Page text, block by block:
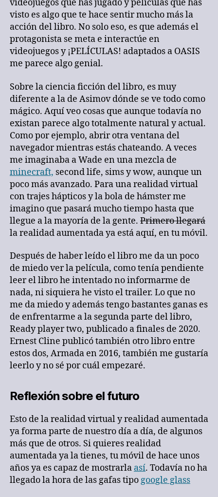
videojuegos que has jugado y películas que has
visto es algo que te hace sentir mucho más la
acción del libro. No solo eso, es que además el
protagonista se meta e interactúe en
videojuegos y ¡PELÍCULAS! adaptados a OASIS
me parece algo genial.
Sobre la ciencia ficción del libro, es muy
diferente a la de Asimov dónde se ve todo como
mágico. Aquí veo cosas que aunque todavía no
existan parece algo totalmente natural y actual.
Como por ejemplo, abrir otra ventana del
navegador mientras estás chateando. A veces
me imaginaba a Wade en una mezcla de
minecraft, second life, sims y wow, aunque un
poco más avanzado. Para una realidad virtual
con trajes hápticos y la bola de hámster me
imagino que pasará mucho tiempo hasta que
llegue a la mayoría de la gente. Primero llegará
la realidad aumentada ya está aquí, en tu móvil.
Después de haber leído el libro me da un poco
de miedo ver la película, como tenía pendiente
leer el libro he intentado no informarme de
nada, ni siquiera he visto el trailer. Lo que no
me da miedo y además tengo bastantes ganas es
de enfrentarme a la segunda parte del libro,
Ready player two, publicado a finales de 2020.
Ernest Cline publicó también otro libro entre
estos dos, Armada en 2016, también me gustaría
leerlo y no sé por cuál empezaré.
Reflexión sobre el futuro
Esto de la realidad virtual y realidad aumentada
ya forma parte de nuestro día a día, de algunos
más que de otros. Si quieres realidad
aumentada ya la tienes, tu móvil de hace unos
años ya es capaz de mostrarla así. Todavía no ha
llegado la hora de las gafas tipogoogle glass